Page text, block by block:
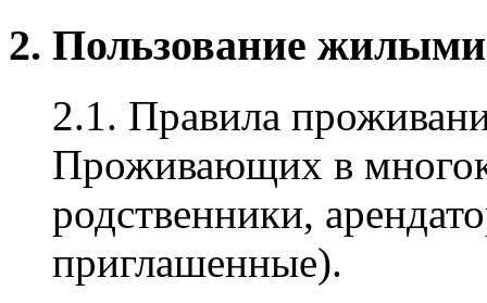
2. Пользование
2.1. Правила
Проживающих в
родственники,
приглашенные).